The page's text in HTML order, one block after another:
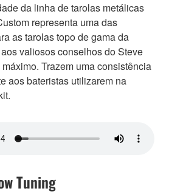
da linha de tarolas metálicas
representa uma das
as tarolas topo de gama da
valiosos conselhos do Steve
Trazem uma consistência
aos bateristas utilizarem na
Tuning